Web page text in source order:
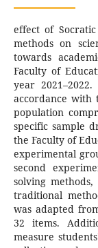
effect of
methods on
towards
Faculty of
year
accordance with
population
specific sample
the Faculty of
experimental
second
solving
traditional
was adapted
32 items.
measure